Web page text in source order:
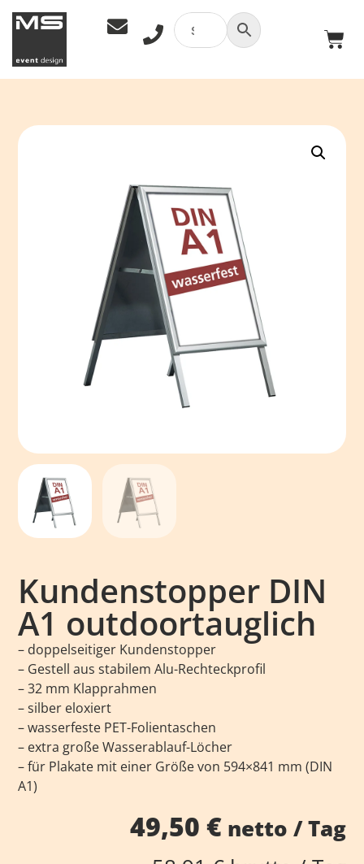
Kundenstopper DIN
A1 outdoortauglich
– doppelseitiger Kundenstopper
– Gestell aus stabilem Alu-Rechteckprofil
– 32 mm Klapprahmen
– silber eloxiert
– wasserfeste PET-Folientaschen
– extra große Wasserablauf-Löcher
– für Plakate mit einer Größe von 594×841 mm (DIN
A1)
49,50 €netto / Tag